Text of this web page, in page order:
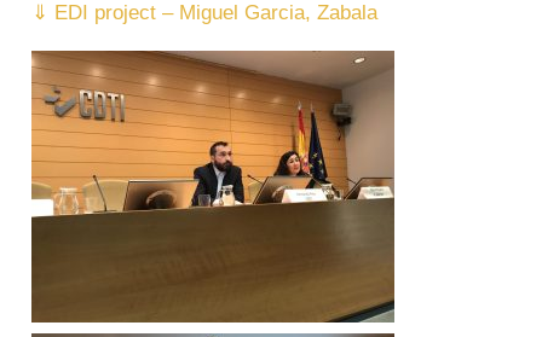
⇓ EDI project – Miguel Garcia, Zabala